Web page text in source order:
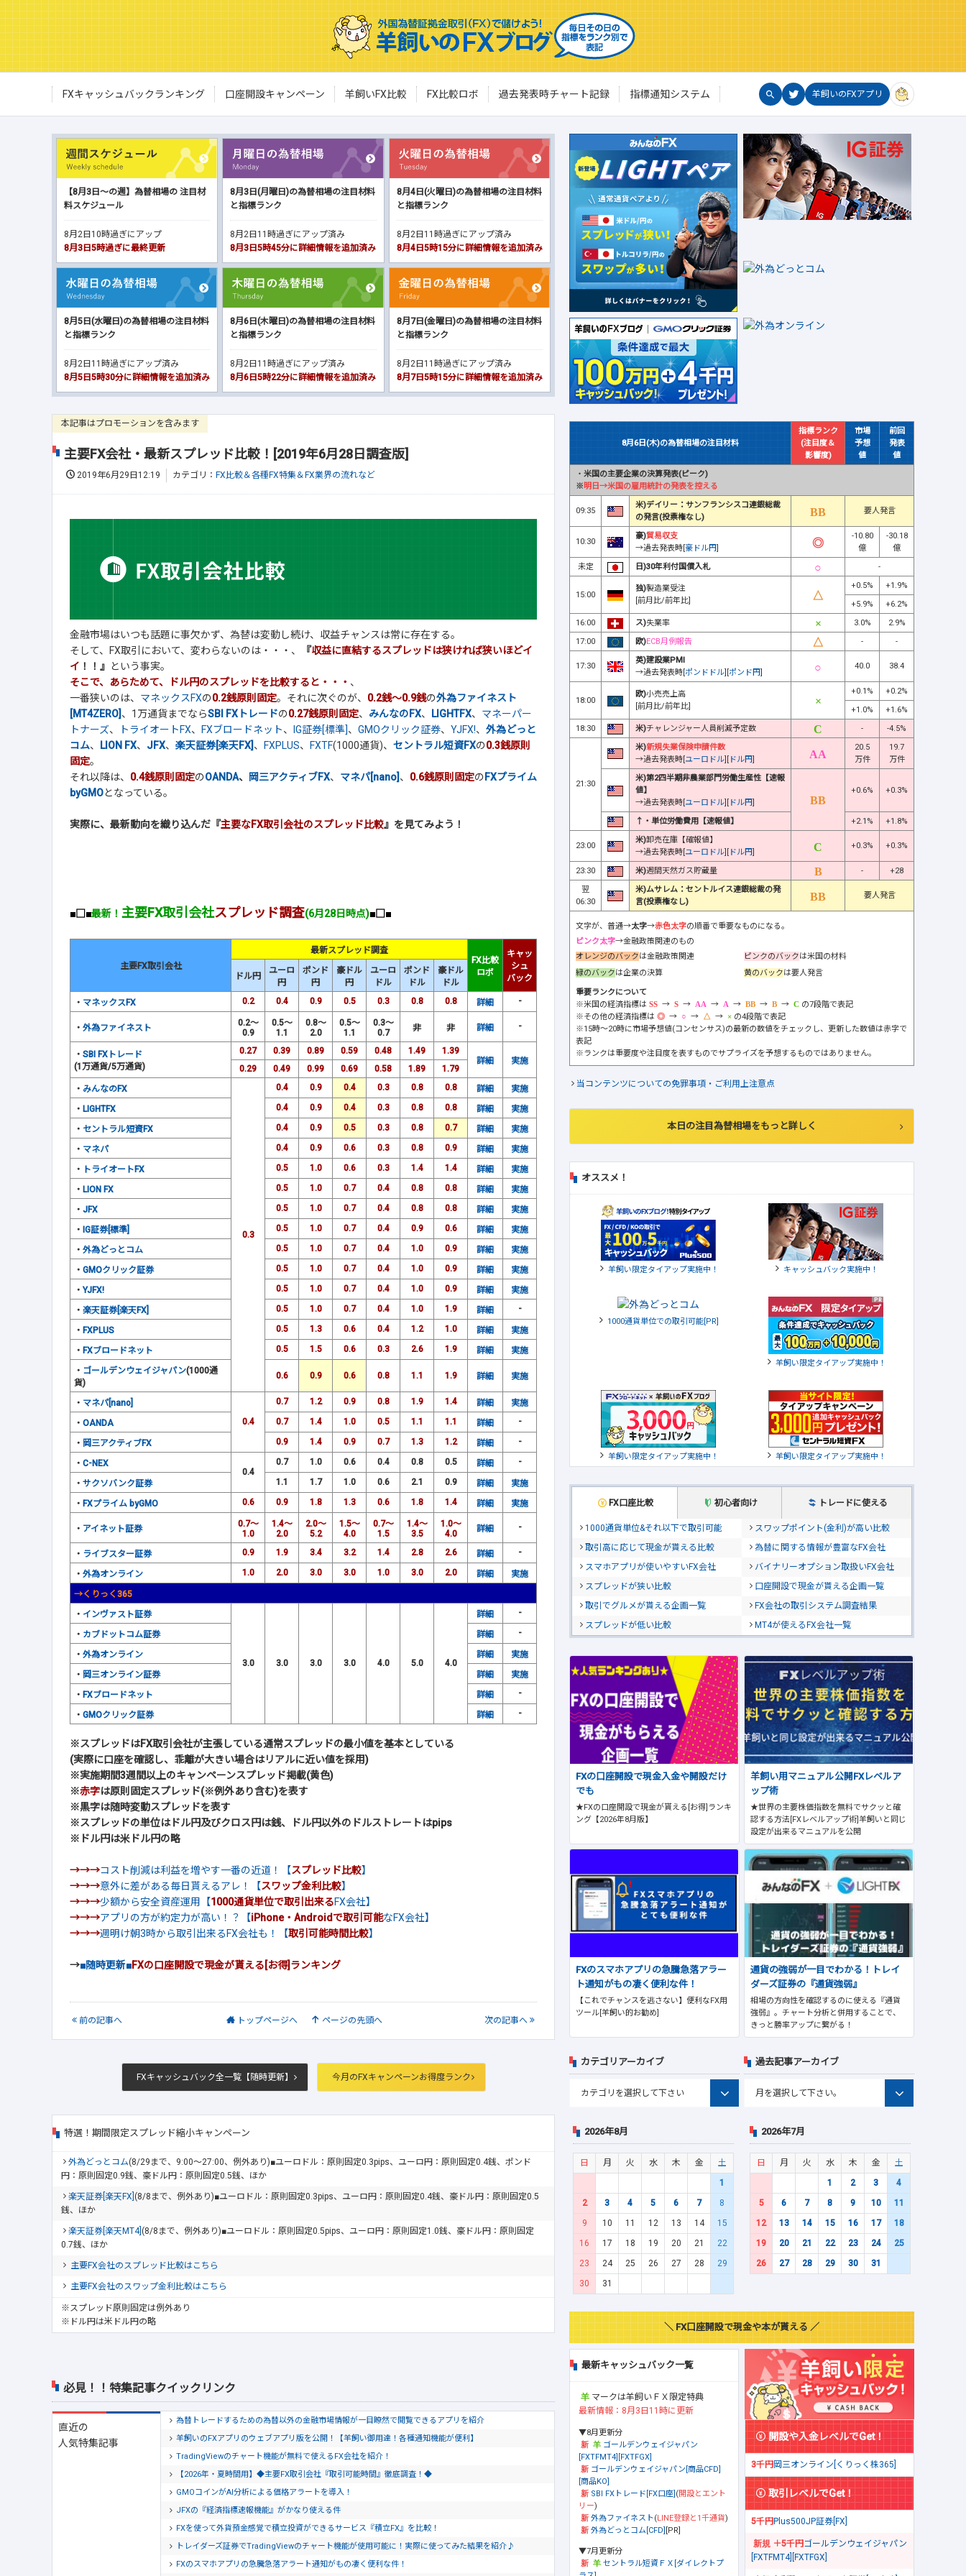
FXキャッシュバックランキング 口座開設キャンペーン 羊飼いFX比較 FX比較ロボ 過去発表時チャート記録 指標通知システム 羊飼いのFXアプリ
【8月3日～の週】為替相場の 注目材
料スケジュール
8月2日10時過ぎにアップ
8月3日5時過ぎに最終更新
8月3日(月曜日)の為替相場の注目材料
と指標ランク
8月2日11時過ぎにアップ済み
8月3日5時45分に詳細情報を追加済み
8月4日(火曜日)の為替相場の注目材料
と指標ランク
8月2日11時過ぎにアップ済み
8月4日5時15分に詳細情報を追加済み
8月5日(水曜日)の為替相場の注目材料
と指標ランク
8月2日11時過ぎにアップ済み
8月5日5時30分に詳細情報を追加済み
8月6日(木曜日)の為替相場の注目材料
と指標ランク
8月2日11時過ぎにアップ済み
8月6日5時22分に詳細情報を追加済み
8月7日(金曜日)の為替相場の注目材料
と指標ランク
8月2日11時過ぎにアップ済み
8月7日5時15分に詳細情報を追加済み
本記事はプロモーションを含みます
主要FX会社・最新スプレッド比較！[2019年6月28日調査版]
2019年6月29日12:19 カテゴリ： FX比較＆各種FX特集＆FX業界の流れなど
金融市場はいつも話題に事欠かず、為替は変動し続け、収益チャンスは常に存在する。
そして、FX取引において、変わらないのは・・・、
『収益に直結するスプレッドは狭ければ狭いほどイ
イ ！！』 という事実。
そこで、あらためて、ドル円のスプレッドを比較すると・・・ 、
一番狭いのは、 マネックスFXの0.2銭原則固定。それに次ぐのが、 0.2銭～0.9銭の外為ファイネスト
[MT4ZERO] 、1万通貨までならSBI FXトレードの0.27銭原則固定、 みんなのFX、 LIGHTFX、 マネーパー
トナーズ、 トライオートFX、 FXブロードネット、 IG証券[標準]、 GMOクリック証券、 YJFX!、 外為どっと
コム、 LION FX、 JFX、 楽天証券[楽天FX] 、 FXPLUS、 FXTF(1000通貨)、 セントラル短資FXの0.3銭原則
固定。
それ以降は、 0.4銭原則固定のOANDA、 岡三アクティブFX、 マネパ[nano] 、 0.6銭原則固定の FXプライム
byGMOとなっている。
実際に、最新動向を織り込んだ『主要なFX取引会社のスプレッド比較』を見てみよう！
■□■最新！ 主要FX取引会社スプレッド調査(6月28日時点)■□■
主要FX取引会社
最新スプレッド調査
FX比較
ロボ
キャッ
シュ
バック
ドル円
ユーロ
円
ポンド
円
豪ドル
円
ユーロ
ドル
ポンド
ドル
豪ドル
ドル
・ マネックスFX 0.2 0.4 0.9 0.5 0.3 0.8 0.8 詳細 -
・ 外為ファイネスト
0.2～
0.9
0.5～
1.1
0.8～
2.0
0.5～
1.1
0.3～
0.7
非 非 詳細 -
・ SBI FXトレード
(1万通貨/5万通貨)
0.27 0.39 0.89 0.59 0.48 1.49
1.39
詳細
実施
0.29 0.49 0.99 0.69 0.58 1.89
1.79
・ みんなのFX
0.3
0.4 0.9 0.4 0.3 0.8 0.8 詳細
実施
・ LIGHTFX 0.4 0.9 0.4 0.3 0.8 0.8 詳細
実施
・ セントラル短資FX 0.4 0.9 0.5 0.3 0.8 0.7 詳細
実施
・ マネパ 0.4 0.9 0.6 0.3 0.8 0.9 詳細
実施
・
トライオートFX 0.5 1.0 0.6 0.3 1.4 1.4 詳細
実施
・ LION FX 0.5 1.0 0.7 0.4 0.8 0.8 詳細
実施
・ JFX 0.5 1.0 0.7 0.4 0.8 0.8 詳細
実施
・ IG証券[標準] 0.5 1.0 0.7 0.4 0.9 0.6 詳細
実施
・ 外為どっとコム 0.5 1.0 0.7 0.4 1.0 0.9 詳細
実施
・ GMOクリック証券 0.5 1.0 0.7 0.4 1.0 0.9 詳細
実施
・ YJFX! 0.5 1.0 0.7 0.4 1.0 0.9 詳細
実施
・ 楽天証券[楽天FX] 0.5 1.0 0.7 0.4 1.0 1.9 詳細 -
・ FXPLUS 0.5 1.3 0.6 0.4 1.2 1.0 詳細
実施
・ FXブロードネット 0.5 1.5 0.6 0.3 2.6 1.9 詳細
実施
・ ゴールデンウェイジャパン(1000通
貨)
0.6 0.9 0.6 0.8 1.1 1.9 詳細 実施
・ マネパ[nano]
0.4
0.7 1.2 0.9 0.8 1.9 1.4 詳細
実施
・ OANDA 0.7 1.4 1.0 0.5 1.1 1.1 詳細 -
・ 岡三アクティブFX 0.9 1.4 0.9 0.7 1.3 1.2 詳細 -
・ C-NEX
0.4
0.7 1.0 0.6 0.4 0.8 0.5 詳細 -
・ サクソバンク証券 1.1 1.7 1.0 0.6 2.1 0.9 詳細
実施
・ FXプライム byGMO 0.6 0.9 1.8 1.3 0.6 1.8 1.4 詳細 実施
・ アイネット証券
0.7～
1.0
1.4～
2.0
2.0～
5.2
1.5～
4.0
0.7～
1.5
1.4～
3.5
1.0～
4.0
詳細 -
・ ライブスター証券 0.9 1.9 3.4 3.2 1.4 2.8 2.6 詳細 -
・ 外為オンライン 1.0 2.0 3.0 3.0 1.0 3.0 2.0 詳細
実施
→くりっく365
・ インヴァスト証券
3.0 3.0 3.0 3.0 4.0 5.0 4.0
詳細 -
・ カブドットコム証券 詳細 -
・ 外為オンライン 詳細
実施
・ 岡三オンライン証券 詳細
実施
・ FXブロードネット 詳細 -
・ GMOクリック証券 詳細 -
※スプレッドはFX取引会社が主張している通常スプレッドの最小値を基本としている
(実際に口座を確認し、乖離が大きい場合はリアルに近い値を採用)
※実施期間3週間以上のキャンペーンスプレッド掲載(黄色)
※赤字は原則固定スプレッド(※例外あり含む)を表す
※黒字は随時変動スプレッドを表す
※スプレッドの単位はドル円及びクロス円は銭、ドル円以外のドルストレートはpips
※ドル円は米ドル円の略
→→→コスト削減は利益を増やす一番の近道！【スプレッド比較】
→→→意外に差がある毎日貰えるアレ！【スワップ金利比較】
→→→少額から安全資産運用【1000通貨単位で取引出来るFX会社】
→→→アプリの方が約定力が高い！？【iPhone・Androidで取引可能なFX会社】
→→→週明け朝3時から取引出来るFX会社も！【取引可能時間比較】
→■随時更新■FXの口座開設で現金が貰える[お得]ランキング
前の記事へ トップページへ ページの先頭へ 次の記事へ
FXキャッシュバック全一覧【随時更新】 今月のFXキャンペーンお得度ランク
特選！期間限定スプレッド縮小キャンペーン
外為どっとコム(8/29まで、9:00～27:00、例外あり)■ユーロドル：原則固定0.3pips、ユーロ円：原則固定0.4銭、ポンド
円：原則固定0.9銭、豪ドル円：原則固定0.5銭、ほか
楽天証券[楽天FX] (8/8まで、例外あり)■ユーロドル：原則固定0.3pips、ユーロ円：原則固定0.4銭、豪ドル円：原則固定0.5
銭、ほか
楽天証券[楽天MT4] (8/8まで、例外あり)■ユーロドル：原則固定0.5pips、ユーロ円：原則固定1.0銭、豪ドル円：原則固定
0.7銭、ほか
主要FX会社のスプレッド比較はこちら
主要FX会社のスワップ金利比較はこちら
※スプレッド原則固定は例外あり
※ドル円は米ドル円の略
必見！！特集記事クイックリンク
直近の
人気特集記事
為替トレードするための為替以外の金融市場情報が一目瞭然で閲覧できるアプリを紹介
羊飼いのFXアプリのウェブアプリ版を公開！【羊飼い御用達！各種通知機能が便利】
TradingViewのチャート機能が無料で使えるFX会社を紹介！
【2026年・夏時間用】◆主要FX取引会社『取引可能時間』徹底調査！◆
GMOコインがAI分析による価格アラートを導入！
JFXの『経済指標速報機能』がかなり使える件
FXを使って外貨預金感覚で積立投資ができるサービス『積立FX』を比較！
トレイダーズ証券でTradingViewのチャート機能が使用可能に！実際に使ってみた結果を紹介♪
FXのスマホアプリの急騰急落アラート通知がもの凄く便利な件！
8月6日(木)の為替相場の注目材料
指標ランク
(注目度＆
影響度)
市場
予想
値
前回
発表
値
・ 米国の主要企業の決算発表(ピーク)
※明日→米国の雇用統計の発表を控える
09:35
米)デイリー：サンフランシスコ連銀総裁
の発言(投票権なし)
要人発言
10:30
豪)貿易収支
→過去発表時[豪ドル円]
-10.80
億
-30.18
億
未定
日)30年利付国債入札 -
15:00
独)製造業受注
[前月比/前年比]
+0.5%
+1.9%
+5.9%
+6.2%
16:00
ス)失業率 3.0%
2.9%
17:00
欧)ECB月例報告 - -
17:30
英)建設業PMI
→過去発表時[ポンドドル][ポンド円]
40.0 38.4
18:00
欧)小売売上高
[前月比/前年比]
+0.1%
+0.2%
+1.0%
+1.6%
18:30
米)チャレンジャー人員削減予定数 - -4.5%
21:30
米)新規失業保険申請件数
→過去発表時[ユーロドル][ ドル円]
20.5
万件
19.7
万件
米)第2四半期非農業部門労働生産性【速報
値】
→過去発表時[ユーロドル][ ドル円]
+0.6% +0.3%
↑・単位労働費用【速報値】 +2.1% +1.8%
23:00
米)卸売在庫【確報値】
→過去発表時[ユーロドル][ ドル円]
+0.3% +0.3%
23:30 米)週間天然ガス貯蔵量 -
+28
翌
06:30
米)ムサレム：セントルイス連銀総裁の発
言(投票権なし)
要人発言
文字が、普通→太字→赤色太字の順番で重要なものになる。
ピンク太字→金融政策関連のもの
オレンジのバックは金融政策関連 ピンクのバックは米国の材料
緑のバックは企業の決算 黄のバックは要人発言
重要ランクについて
※米国の経済指標は
→ → → → → →
の7段階で表記
※その他の経済指標は
→ → →
の4段階で表記
※15時～20時に市場予想値(コンセンサス)の最新の数値をチェックし、更新した数値は赤字で
表記
※ランクは重要度や注目度を表すものでサプライズを予想するものではありません。
当コンテンツについての免罪事項・ご利用上注意点
本日の注目為替相場をもっと詳しく
オススメ！
羊飼い限定タイアップ実施中！ キャッシュバック実施中！
1000通貨単位での取引可能[PR]
羊飼い限定タイアップ実施中！
羊飼い限定タイアップ実施中！ 羊飼い限定タイアップ実施中！
FX口座比較 初心者向け トレードに使える
1000通貨単位&それ以下で取引可能
スワップポイント(金利)が高い比較
取引高に応じて現金が貰える比較
為替に関する情報が豊富なFX会社
スマホアプリが使いやすいFX会社
バイナリーオプション取扱いFX会社
スプレッドが狭い比較
口座開設で現金が貰える企画一覧
取引でグルメが貰える企画一覧
FX会社の取引システム調査結果
スプレッドが低い比較
MT4が使えるFX会社一覧
FXの口座開設で現金入金や開設だけ
でも
★FXの口座開設で現金が貰える[お得]ランキ
ング【2026年8月版】
羊飼い用マニュアル公開FXレベルア
ップ術
★世界の主要株価指数を無料でサクッと確
認する方法[FXレベルアップ術]羊飼いと同じ
設定が出来るマニュアルを公開
FXのスマホアプリの急騰急落アラー
ト通知がもの凄く便利な件！
【これでチャンスを逃さない】便利なFX用
ツール[羊飼い的お勧め]
通貨の強弱が一目でわかる！トレイ
ダーズ証券の『通貨強弱』
相場の方向性を確認するのに使える『通貨
強弱』。チャート分析と併用することで、
きっと勝率アップに繋がる！
カテゴリアーカイブ 過去記事アーカイブ
2026年8月
日 月 火 水 木 金
土
1
2
3 4 5 6 7
8
9
10 11 12 13 14
15
16
17 18 19 20 21
22
23
24 25 26 27 28
29
30
31
2026年7月
日 月 火 水 木 金
土
1
2 3
4
5
6 7 8 9 10
11
12
13 14 15 16 17
18
19
20 21 22 23 24
25
26
27 28 29 30 31
＼ FX口座開設で現金や本が貰える ／
最新キャッシュバック一覧
マークは羊飼いＦＸ限定特典
最新情報：8月3日11時に更新
▼8月更新分
ゴールデンウェイジャパン
[FXTFMT4][FXTFGX]
ゴールデンウェイジャパン[商品CFD]
[商品KO]
SBI FXトレード[FX口座] (開設とエント
リー)
外為ファイネスト(LINE登録と1千通貨)
外為どっとコム[CFD] [PR]
▼7月更新分
セントラル短資ＦＸ[ダイレクトプ
開設や入金レベルでGet！
3千円岡三オンライン[くりっく株365]
取引レベルでGet！
5千円Plus500JP証券[FX]
＋5千円ゴールデンウェイジャパン
[FXTFMT4][FXTFGX]